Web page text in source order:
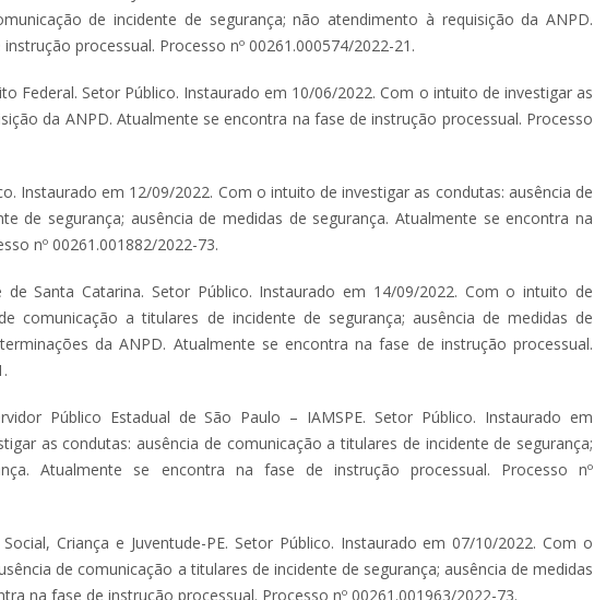
de incidente de segurança; não atendimento à requisição da ANPD.
processual. Processo nº 00261.000574/2022-21.
Federal. Setor Público. Instaurado em 10/06/2022. Com o intuito de investigar as
da ANPD. Atualmente se encontra na fase de instrução processual. Processo
Instaurado em 12/09/2022. Com o intuito de investigar as condutas: ausência de
de segurança; ausência de medidas de segurança. Atualmente se encontra na
nº 00261.001882/2022-73.
de Santa Catarina. Setor Público. Instaurado em 14/09/2022. Com o intuito de
comunicação a titulares de incidente de segurança; ausência de medidas de
da ANPD. Atualmente se encontra na fase de instrução processual.
Público Estadual de São Paulo – IAMSPE. Setor Público. Instaurado em
as condutas: ausência de comunicação a titulares de incidente de segurança;
Atualmente se encontra na fase de instrução processual. Processo nº
Criança e Juventude-PE. Setor Público. Instaurado em 07/10/2022. Com o
de comunicação a titulares de incidente de segurança; ausência de medidas
na fase de instrução processual. Processo nº 00261.001963/2022-73.